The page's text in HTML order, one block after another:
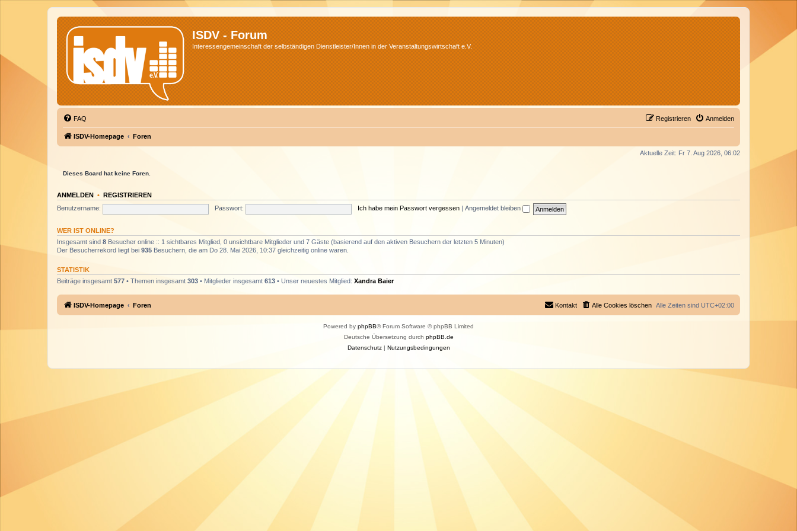
ISDV - Forum
Interessengemeinschaft der selbständigen Dienstleister/Innen in der Veranstaltungswirtschaft e.V.
FAQ Anmelden
Registrieren
ISDV-Homepage Foren
Aktuelle Zeit: Fr 7. Aug 2026, 06:02
Dieses Board hat keine Foren.
ANMELDEN • REGISTRIEREN
Benutzername:
Passwort: Ich habe mein Passwort vergessen Angemeldet bleiben
WER IST ONLINE?
Insgesamt sind 8 Besucher online :: 1 sichtbares Mitglied, 0 unsichtbare Mitglieder und 7 Gäste (basierend auf den aktiven Besuchern der letzten 5 Minuten)
Der Besucherrekord liegt bei 935 Besuchern, die am Do 28. Mai 2026, 10:37 gleichzeitig online waren.
STATISTIK
Beiträge insgesamt 577 • Themen insgesamt 303 • Mitglieder insgesamt 613 • Unser neuestes Mitglied: Xandra Baier
ISDV-Homepage Foren Alle Zeiten sind UTC+02:00
Alle Cookies löschen
Kontakt
Powered by phpBB® Forum Software © phpBB Limited
Deutsche Übersetzung durch phpBB.de
Datenschutz| Nutzungsbedingungen